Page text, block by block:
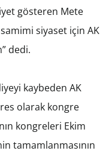
gösteren Mete
siyaset için AK
dedi.
kaybeden AK
olarak kongre
kongreleri Ekim
tamamlanmasının